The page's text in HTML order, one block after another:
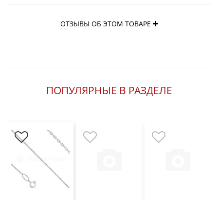
ОТЗЫВЫ ОБ ЭТОМ ТОВАРЕ
ПОПУЛЯРНЫЕ В РАЗДЕЛЕ